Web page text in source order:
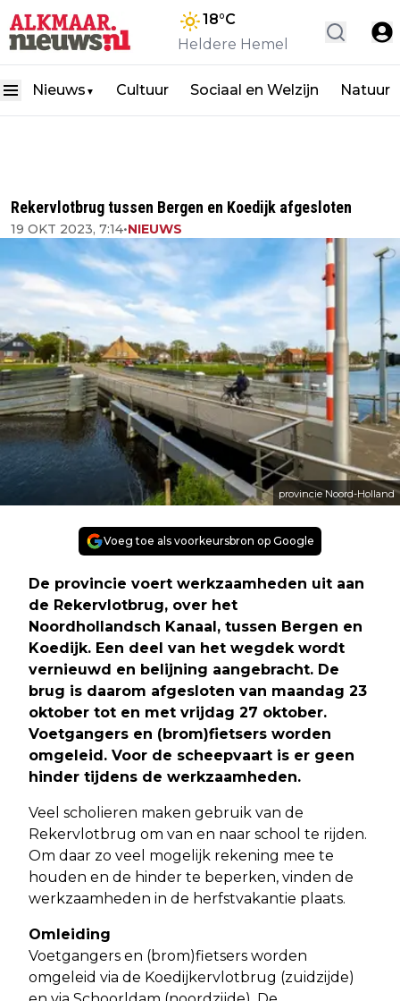
18°C
Heldere Hemel
Nieuws ▼ Cultuur Sociaal en Welzijn Natuur
Rekervlotbrug tussen Bergen en Koedijk afgesloten
19 OKT 2023, 7:14•NIEUWS
provincie Noord-Holland
Voeg toe als voorkeursbron op Google
De provincie voert werkzaamheden uit aan
de Rekervlotbrug, over het
Noordhollandsch Kanaal, tussen Bergen en
Koedijk. Een deel van het wegdek wordt
vernieuwd en belijning aangebracht. De
brug is daarom afgesloten van maandag 23
oktober tot en met vrijdag 27 oktober.
Voetgangers en (brom)fietsers worden
omgeleid. Voor de scheepvaart is er geen
hinder tijdens de werkzaamheden.
Veel scholieren maken gebruik van de
Rekervlotbrug om van en naar school te rijden.
Om daar zo veel mogelijk rekening mee te
houden en de hinder te beperken, vinden de
werkzaamheden in de herfstvakantie plaats.
Omleiding
Voetgangers en (brom)fietsers worden
omgeleid via de Koedijkervlotbrug (zuidzijde)